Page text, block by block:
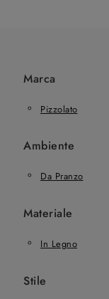
Marca
Pizzolato
Ambiente
Da Pranzo
Materiale
In Legno
Stile